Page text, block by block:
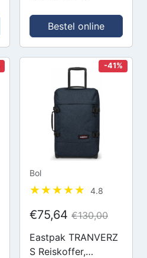
- Zwart - S - 50cm
Bestel online
-41%
Bol
4.8
€75,64 €130,00
Eastpak TRANVERZ
S Reiskoffer,